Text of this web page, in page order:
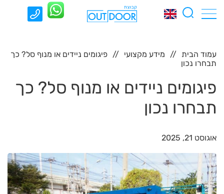
עמוד הבית מידע מקצועי
פיגומים ניידים או מנוף סל? כך
תבחרו נכון
פיגומים ניידים או מנוף סל? כך
תבחרו נכון
אוגוסט 21, 2025